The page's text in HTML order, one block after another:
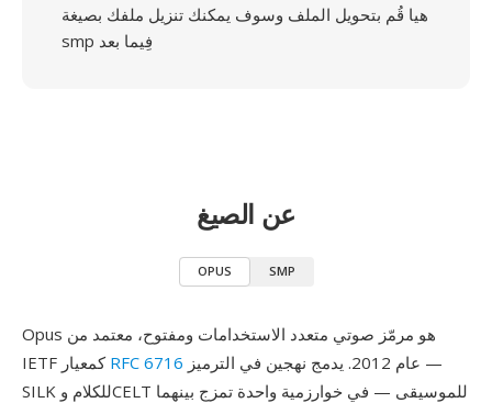
هيا قُم بتحويل الملف وسوف يمكنك تنزيل ملفك بصيغة
smp فِيما بعد
عن الصيغ
OPUS SMP
Opus هو مرمّز صوتي متعدد الاستخدامات ومفتوح، معتمد من
IETF كمعيار RFC 6716
SILK للكلام وCELT للموسيقى — في خوارزمية واحدة تمزج بينهما